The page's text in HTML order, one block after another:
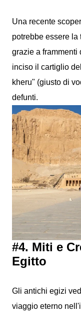
Una recente
potrebbe essere la
grazie a frammenti
inciso il cartiglio
kheru" (giusto di
defunti.
#4. Miti e
Egitto
Gli antichi egizi
viaggio eterno